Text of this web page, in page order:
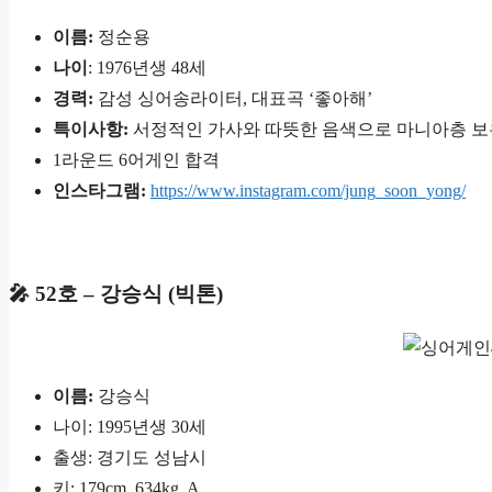
이름: 정순용
나이 : 1976년생 48세
경력: 감성 싱어송라이터, 대표곡 ‘좋아해’
특이사항: 서정적인 가사와 따뜻한 음색으로 마니아층 보
1라운드 6어게인 합격
인스타그램: https://www.instagram.com/jung_soon_yong/
🎤 52호 – 강승식 (빅톤)
이름: 강승식
나이: 1995년생 30세
출생: 경기도 성남시
키: 179cm, 634kg, A